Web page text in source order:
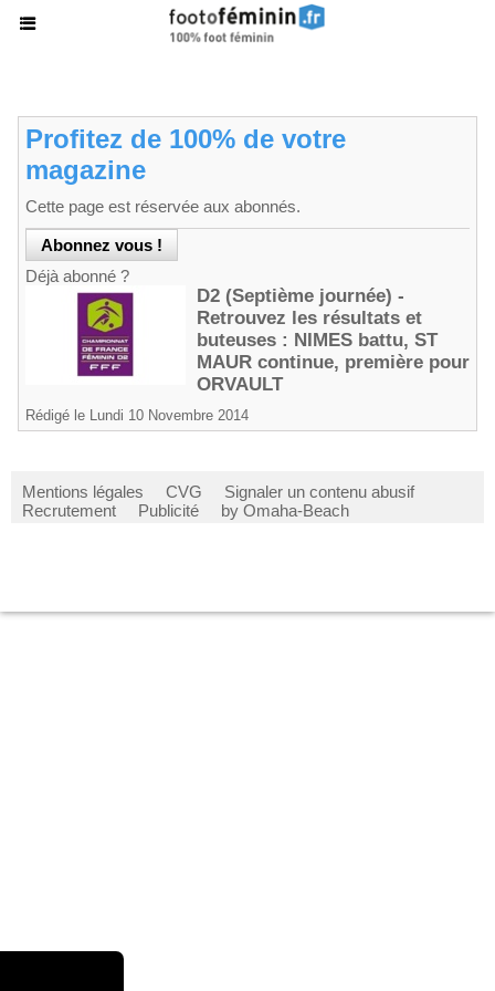
Profitez de 100% de votre
magazine
Cette page est réservée aux abonnés.
Déjà abonné ?
D2 (Septième journée) -
Retrouvez les résultats et
buteuses : NIMES battu, ST
MAUR continue, première pour
ORVAULT
Rédigé le Lundi 10 Novembre 2014
Mentions légales CVG
Signaler un contenu abusif
Recrutement
Publicité by Omaha-Beach